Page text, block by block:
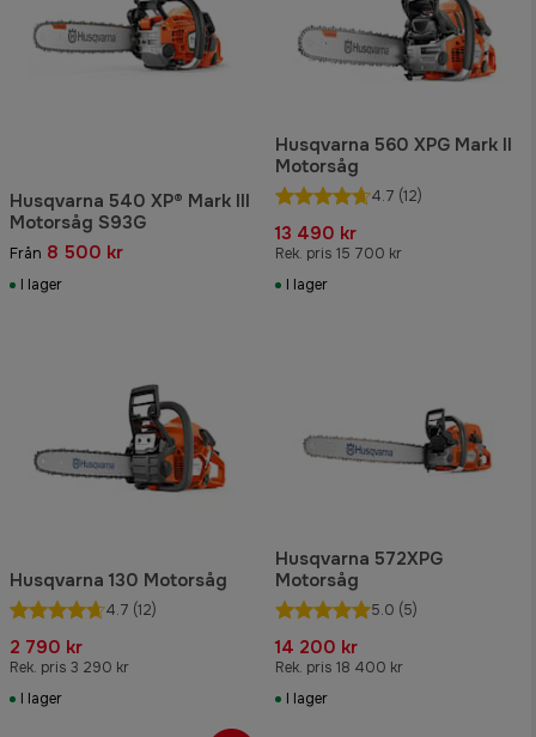
Husqvarna 540 XP® Mark III
Motorsåg S93G
Från 8 500 kr
I lager
Husqvarna 560 XPG Mark II
Motorsåg
4.7 (12)
13 490 kr
Rek. pris 15 700 kr
I lager
Husqvarna 130 Motorsåg
4.7 (12)
2 790 kr
Rek. pris 3 290 kr
I lager
Husqvarna 572XPG
Motorsåg
5.0 (5)
14 200 kr
Rek. pris 18 400 kr
I lager